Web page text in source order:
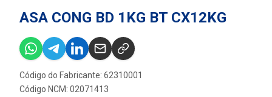
ASA CONG BD 1KG BT CX12KG
Código do Fabricante: 62310001
Código NCM: 02071413